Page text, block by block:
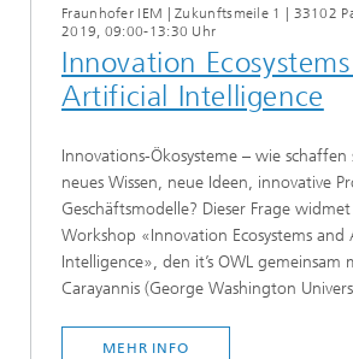
Fraunhofer IEM | Zukunftsmeile 1 | 33102
2019, 09:00-13:30 Uhr
Innovation
Artificial Intelligence
Innovations-Ökosysteme – wie schaffen
neues Wissen, neue Ideen, innovative
Geschäftsmodelle? Dieser Frage
Workshop «Innovation Ecosystems and
Intelligence», den it’s OWL gemeinsam
Carayannis (George Washington
MEHR INFO